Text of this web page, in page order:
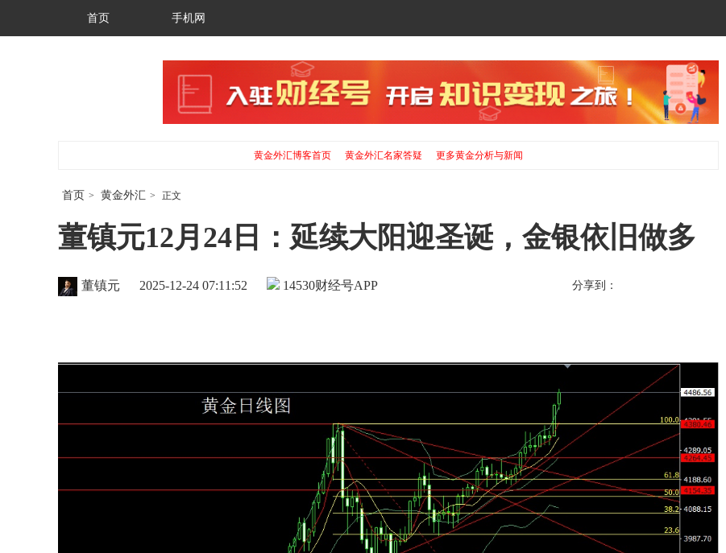
首页 手机网
黄金外汇博客首页 黄金外汇名家答疑 更多黄金分析与新闻
首页 > 黄金外汇 > 正文
董镇元12月24日：延续大阳迎圣诞，金银依旧做多
财经号APP
董镇元 2025-12-24 07:11:52 14530 分享到：